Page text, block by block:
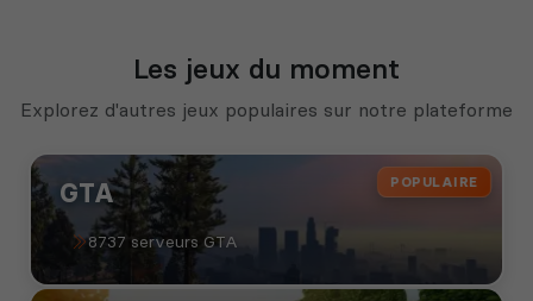
Les jeux du moment
Explorez d'autres jeux populaires sur notre plateforme
POPULAIRE
GTA
8737 serveurs GTA